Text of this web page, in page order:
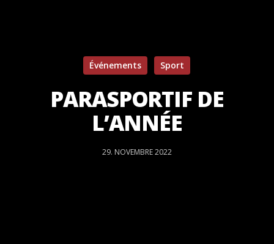
Événements Sport
PARASPORTIF DE
L’ANNÉE
29. NOVEMBRE 2022